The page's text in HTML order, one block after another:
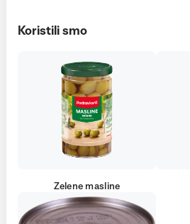
Koristili smo
Zelene masline